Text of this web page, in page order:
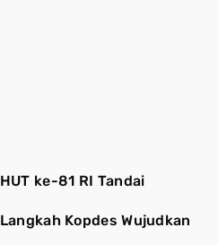
HUT ke-81 RI Tandai
Langkah Kopdes Wujudkan